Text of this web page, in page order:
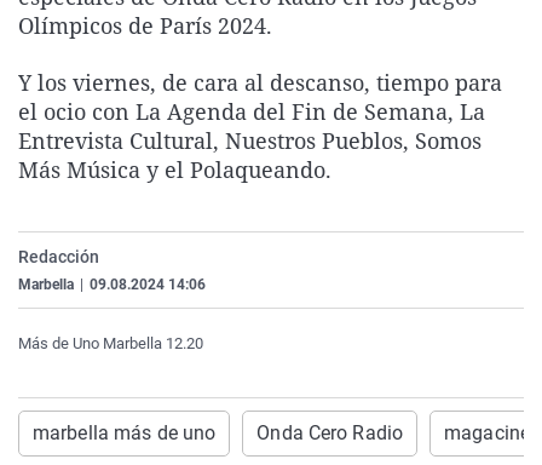
Como el perro y el
Equipo de
Operación Viuda
La Rioja
Navarra
Elecciones
Olímpicos de París 2024.
Y los viernes, de cara al descanso, tiempo para
el ocio con La Agenda del Fin de Semana, La
Entrevista Cultural, Nuestros Pueblos, Somos
Más Música y el Polaqueando.
Redacción
Marbella 09.08.2024 14:06
Más de Uno Marbella 12.20
marbella más de uno Onda Cero Radio magacine